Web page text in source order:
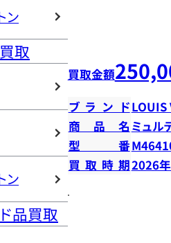
ン
取
ン
品買取
買取金額
ブランドLOUIS
商品名 ミュル
型番
買取時期2026